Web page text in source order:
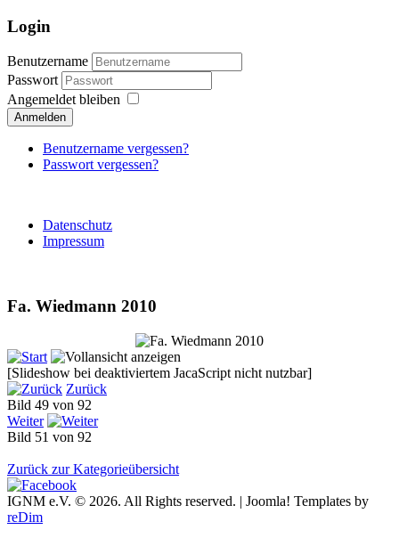
Login
Benutzername
Passwort
Angemeldet bleiben
Anmelden
Benutzername vergessen?
Passwort vergessen?
Datenschutz
Impressum
Fa. Wiedmann 2010
[Slideshow bei deaktiviertem JacaScript nicht nutzbar]
Zurück
Bild 49 von 92
Weiter
Bild 51 von 92
Zurück zur Kategorieübersicht
IGNM e.V. © 2026. All Rights reserved. | Joomla! Templates by
reDim